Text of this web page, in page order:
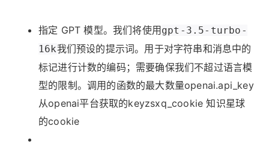
指定 GPT 模型。我们将使用gpt-3.5-turbo-
16k我们预设的提示词。用于对字符串和消息中的
标记进行计数的编码；需要确保我们不超过语言模
型的限制。调用的函数的最大数量openai.api_key
从openai平台获取的keyzsxq_cookie 知识星球
的cookie